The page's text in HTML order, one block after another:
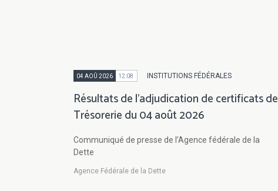
04 AOÛ 2026 12:08 INSTITUTIONS FÉDÉRALES
Résultats de l'adjudication de certificats de
Trésorerie du 04 août 2026
Communiqué de presse de l’Agence fédérale de la
Dette
Agence Fédérale de la Dette